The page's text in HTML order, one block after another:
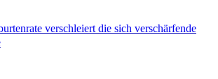
verschleiert die sich verschärfende